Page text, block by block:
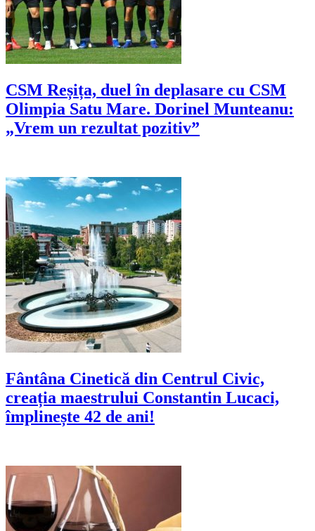
CSM Reșița, duel în deplasare cu CSM
Olimpia Satu Mare. Dorinel Munteanu:
„Vrem un rezultat pozitiv”
Fântâna Cinetică din Centrul Civic,
creația maestrului Constantin Lucaci,
împlinește 42 de ani!